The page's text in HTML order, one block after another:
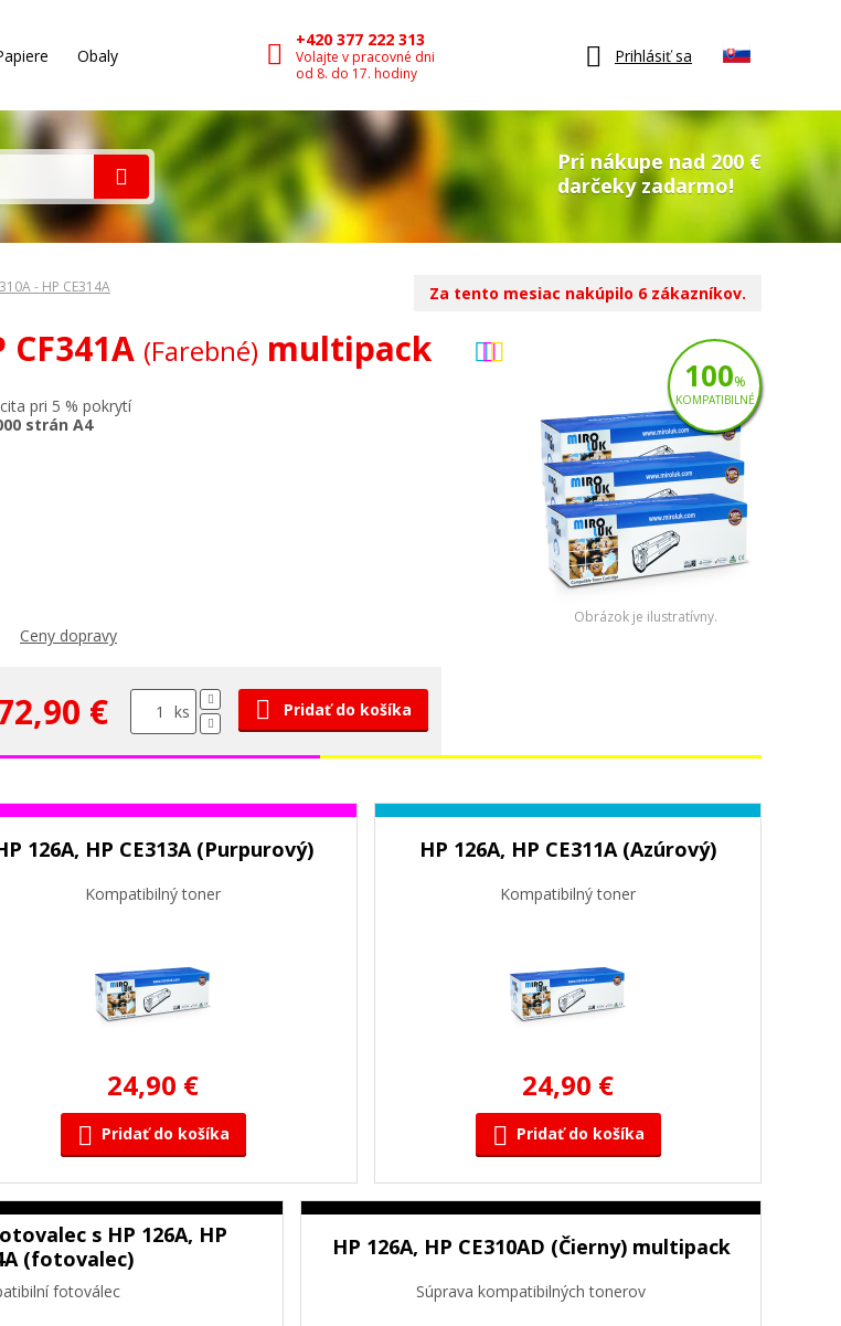
Obaly
+420 377 222 313
Volajte v pracovné dni
od 8. do 17. hodiny
Prihlásiť sa
Pri nákupe nad 200 €
darčeky zadarmo!
- HP CE314A
(Farebné) multipack
pri 5 % pokrytí
strán A4
Ceny dopravy
€ ks Pridať do košíka
Obrázok je ilustratívny.
100%
KOMPATIBILNÉ
Za tento mesiac nakúpilo 6 zákazníkov.
126A, HP CE313A (Purpurový)
Kompatibilný toner
24,90 €
Pridať do košíka
HP 126A, HP CE311A (Azúrový)
Kompatibilný toner
24,90 €
Pridať do košíka
s HP 126A, HP
(fotovalec)
fotoválec
HP 126A, HP CE310AD (Čierny) multipack
Súprava kompatibilných tonerov